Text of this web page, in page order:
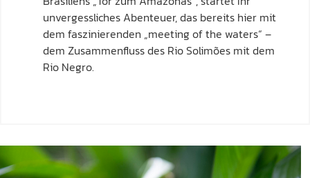
unvergessliches Abenteuer, das bereits hier mit
dem faszinierenden „meeting of the waters“ –
dem Zusammenfluss des Rio Solimões mit dem
Rio Negro.